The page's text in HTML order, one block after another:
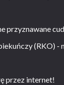
przyznawane
(RKO) -
przez internet!